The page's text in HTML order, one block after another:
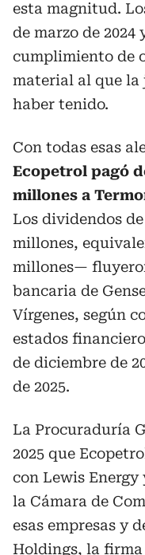
esta magnitud.
de marzo de
cumplimiento de
material al que la
haber tenido.
Con todas esas
Ecopetrol pagó
millones a
Los dividendos
millones,
millones—
bancaria de
Vírgenes, según
estados
de diciembre de
de 2025.
La Procuraduría
2025 que
con Lewis Energy
la Cámara de
esas empresas y
Holdings, la firma